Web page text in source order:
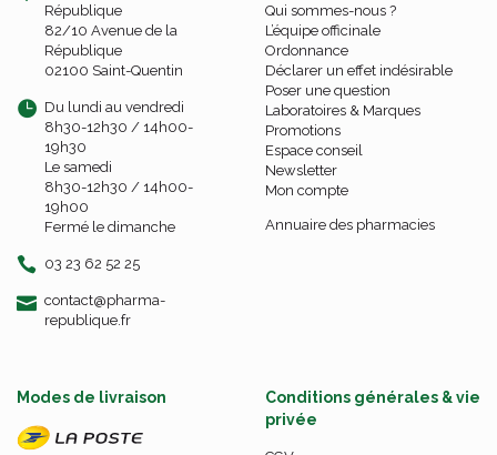
République
82/10 Avenue de la
République
02100 Saint-Quentin
Du lundi au vendredi
8h30-12h30 / 14h00-
19h30
Le samedi
8h30-12h30 / 14h00-
19h00
Fermé le dimanche
03 23 62 52 25
contact-
@-
pharma-
republique.fr
Qui sommes-nous ?
L’équipe officinale
Ordonnance
Déclarer un effet indésirable
Poser une question
Laboratoires & Marques
Promotions
Espace conseil
Newsletter
Mon compte
Annuaire des pharmacies
Modes de livraison
Conditions générales & vie
privée